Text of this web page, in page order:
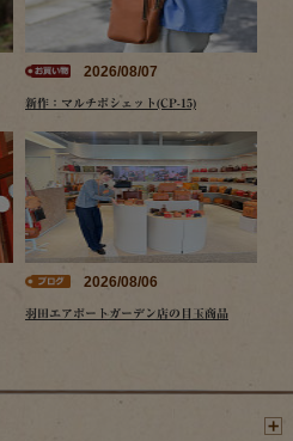
2026/08/07
新作：マルチポシェット(CP-15)
2026/08/06
羽田エアポートガーデン店の目玉商品